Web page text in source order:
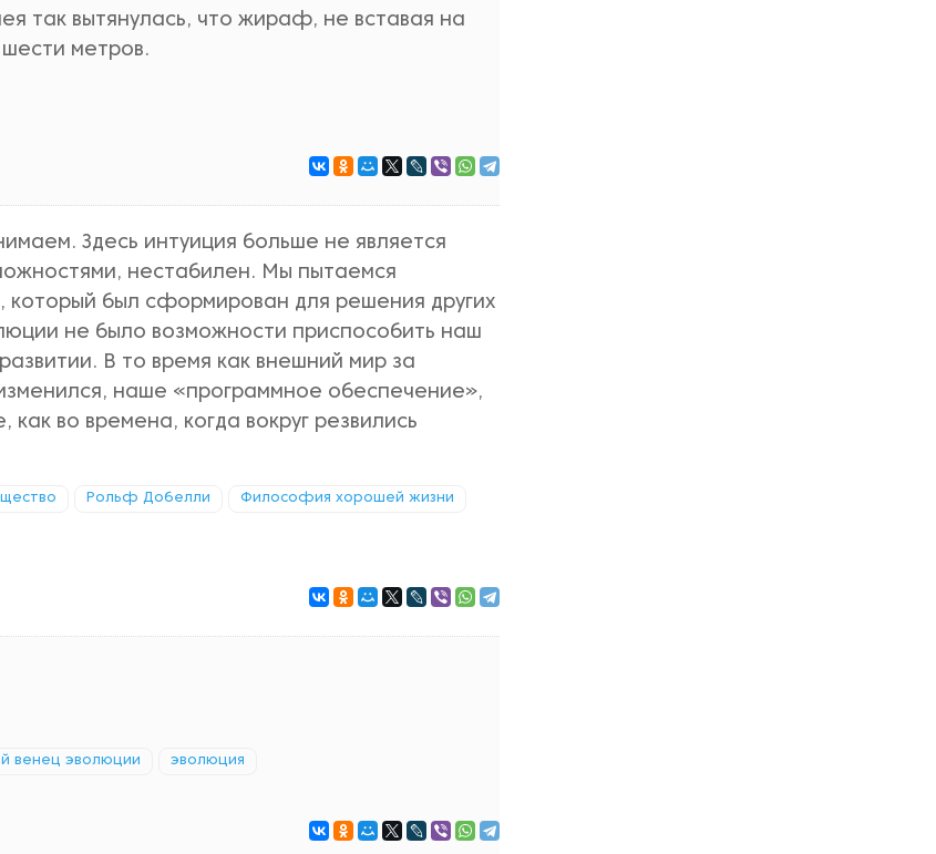
так вытянулась, что жираф, не вставая на
метров.
Здесь интуиция больше не является
нестабилен. Мы пытаемся
который был сформирован для решения других
не было возможности приспособить наш
В то время как внешний мир за
наше «программное обеспечение»,
во времена, когда вокруг резвились
Рольф Добелли Философия хорошей жизни
венец эволюции эволюция